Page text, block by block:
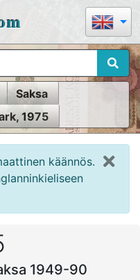
Saksa
1975
käännös.
1949-90